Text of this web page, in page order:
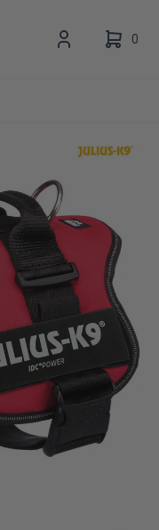
0
is leeg.